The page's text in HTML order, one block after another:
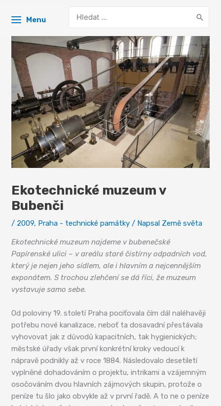
Menu
for:
Ekotechnické muzeum v
Bubenči
/ 2009, Praha - technické památky / Napsal Země světa
Ekotechnické muzeum najdeme v bubenečské
Papírenské ulici – v areálu staré čistírny odpadních vod,
který je nejen jeho sídlem, ale i hlavním a nejcennějším
exponátem. S trochou zlehčení se dá říci, že muzeum
vystavuje samo sebe.
Od poloviny 19. století Praha pociťovala čím dál naléhavěji
potřebu nové kanalizace, neboť ta dosavadní přestávala
vyhovovat jak z důvodů kapacitních, tak hygienických;
městské úřady však první konkrétní kroky vedoucí k
nápravě podnikly až v roce 1884. Následovalo desetiletí
vyplněné dohadováním o projektu, intrikami a vzájemným
osočováním dvou hlavních zájmových skupin, protože o
peníze tu šlo jako obvykle až v první řadě. A to ne o peníze